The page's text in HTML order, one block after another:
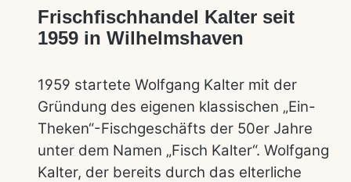
Frischfischhandel Kalter seit
1959 in Wilhelmshaven
1959 startete Wolfgang Kalter mit der
Gründung des eigenen klassischen „Ein-
Theken“-Fischgeschäfts der 50er Jahre
unter dem Namen „Fisch Kalter“. Wolfgang
Kalter, der bereits durch das elterliche